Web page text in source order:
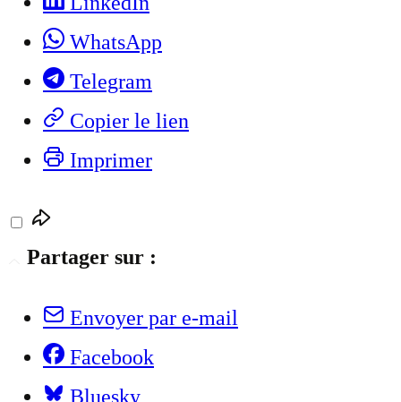
WhatsApp
Telegram
Copier le lien
Imprimer
Partager sur :
Envoyer par e-mail
Facebook
Bluesky